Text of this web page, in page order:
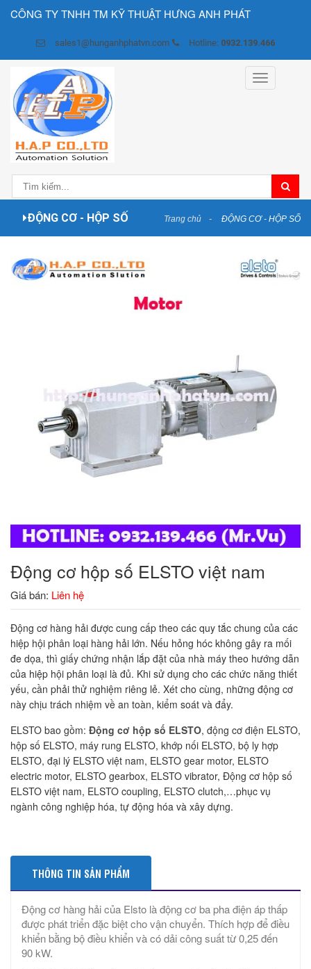
CÔNG TY TNHH TM KỸ THUẬT HƯNG ANH PHÁT
sales1@hunganhphatvn.com Hotline: 0932.139.466
Toggle
navigation
ĐỘNG CƠ - HỘP SỐ Trang chủ ĐỘNG CƠ - HỘP SỐ
Động cơ hộp số ELSTO việt nam
Giá bán: Liên hệ
Động cơ hàng hải được cung cấp theo các quy tắc chung của các
hiệp hội phân loại hàng hải lớn. Nếu hỏng hóc không gây ra mối
đe dọa, thì giấy chứng nhận lắp đặt của nhà máy theo hướng dẫn
của hiệp hội phân loại là đủ. Khi sử dụng cho các chức năng thiết
yếu, cần phải thử nghiệm riêng lẻ. Xét cho cùng, những động cơ
này chịu trách nhiệm về an toàn, kiểm soát và đẩy.
ELSTO bao gồm: Động cơ hộp số ELSTO, động cơ điện ELSTO,
hộp số ELSTO, máy rung ELSTO, khớp nối ELSTO, bộ ly hợp
ELSTO, đại lý ELSTO việt nam, ELSTO gear motor, ELSTO
electric motor, ELSTO gearbox, ELSTO vibrator, Động cơ hộp số
ELSTO việt nam, ELSTO coupling, ELSTO clutch,…phục vụ
ngành công nghiệp hóa, tự động hóa và xây dựng.
THÔNG TIN SẢN PHẨM
Động cơ hàng hải của Elsto là động cơ ba pha điện áp thấp
được phát triển đặc biệt cho vận chuyển. Thích hợp để điều
khiển bằng bộ điều khiển và có dải công suất từ ​​0,25 đến
90 kW.